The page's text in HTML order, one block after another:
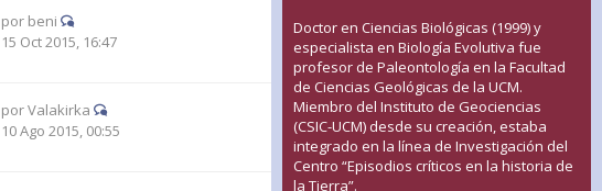
por beni
15 Oct 2015, 16:47
porValakirka
10 Ago 2015, 00:55
Doctor en Ciencias Biológicas (1999) y
especialista en Biología Evolutiva fue
profesor de Paleontología en la Facultad
de Ciencias Geológicas de la UCM.
Miembro del Instituto de Geociencias
(CSIC-UCM) desde su creación, estaba
integrado en la línea de Investigación del
Centro “Episodios críticos en la historia de
la Tierra”.